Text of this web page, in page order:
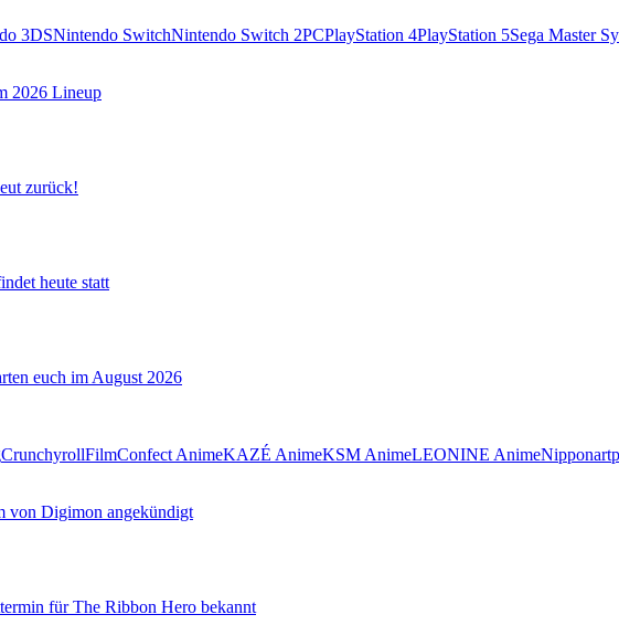
3DSNintendo SwitchNintendo Switch 2PCPlayStation 4PlayStation 5Sega Master
2026 Lineup
zurück!
heute statt
euch im August 2026
CrunchyrollFilmConfect AnimeKAZÉ AnimeKSM AnimeLEONINE AnimeNipponart
von Digimon angekündigt
für The Ribbon Hero bekannt